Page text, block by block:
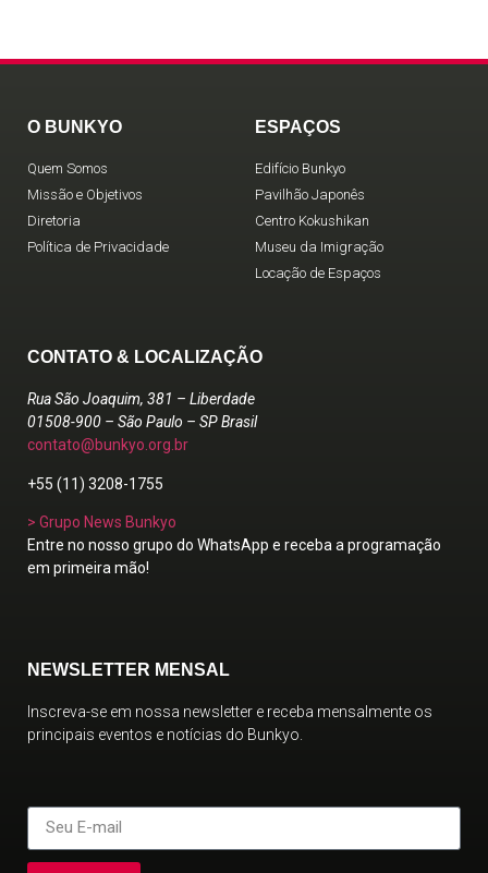
O BUNKYO
Quem Somos
Missão e Objetivos
Diretoria
Política de Privacidade
ESPAÇOS
Edifício Bunkyo
Pavilhão Japonês
Centro Kokushikan
Museu da Imigração
Locação de Espaços
CONTATO & LOCALIZAÇÃO
Rua São Joaquim, 381 – Liberdade
01508-900 – São Paulo – SP Brasil
contato@bunkyo.org.br
+55 (11) 3208-1755
> Grupo News Bunkyo
Entre no nosso grupo do WhatsApp e receba a programação
em primeira mão!
NEWSLETTER MENSAL
Inscreva-se em nossa newsletter e receba mensalmente os
principais eventos e notícias do Bunkyo.